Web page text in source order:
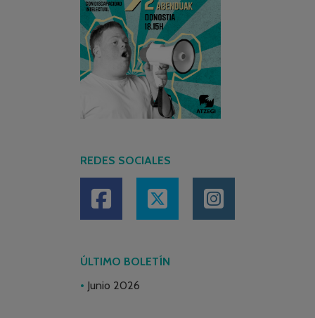
REDES SOCIALES
ÚLTIMO BOLETÍN
Junio 2026